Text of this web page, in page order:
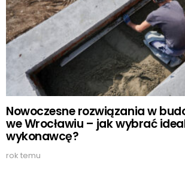
Nowoczesne rozwiązania w
we Wrocławiu – jak wybrać
wykonawcę?
rok temu